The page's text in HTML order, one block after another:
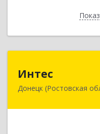
Интес
Донецк (Ростовская
346330,